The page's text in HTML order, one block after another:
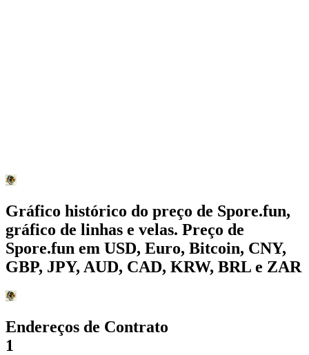
Gráfico histórico do preço de Spore.fun,
gráfico de linhas e velas. Preço de
Spore.fun em USD, Euro, Bitcoin, CNY,
GBP, JPY, AUD, CAD, KRW, BRL e ZAR
Endereços de Contrato
1